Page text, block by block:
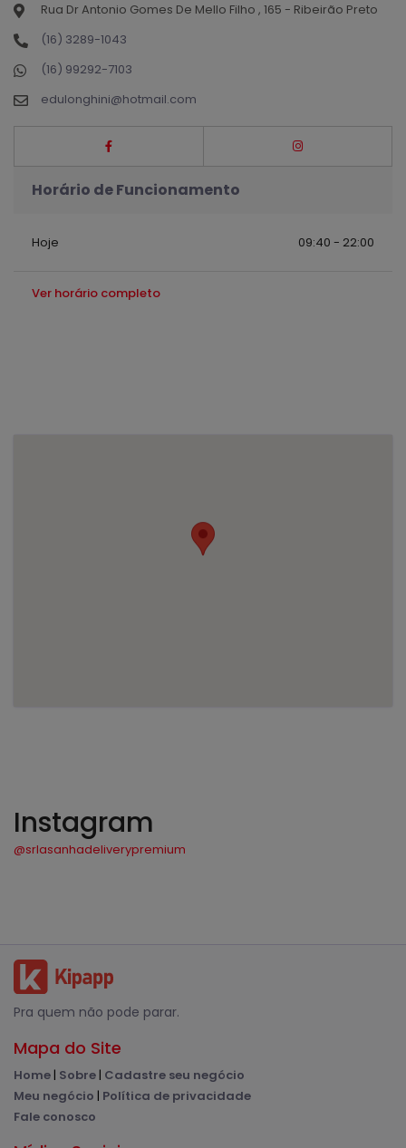
Rua Dr Antonio Gomes De Mello Filho , 165 - Ribeirão Preto
(16) 3289-1043
(16) 99292-7103
edulonghini@hotmail.com
Horário de Funcionamento
Hoje 09:40 - 22:00
Ver horário completo
Instagram
@srlasanhadeliverypremium
Pra quem não pode parar.
Mapa do Site
Home| Sobre| Cadastre seu negócio
Meu negócio | Política de privacidade
Fale conosco